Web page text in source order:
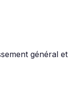
général et